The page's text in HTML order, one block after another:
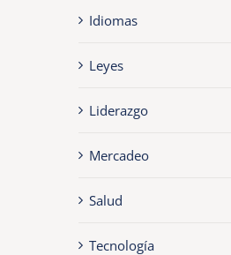
Idiomas
Leyes
Liderazgo
Mercadeo
Salud
Tecnología